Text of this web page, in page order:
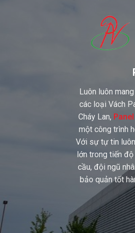
Luôn luôn
các loại Vách
Cháy Lan,
một công trình
Với sự tự tin
lớn trong tiến
cầu, đội ngũ
bảo quản tốt